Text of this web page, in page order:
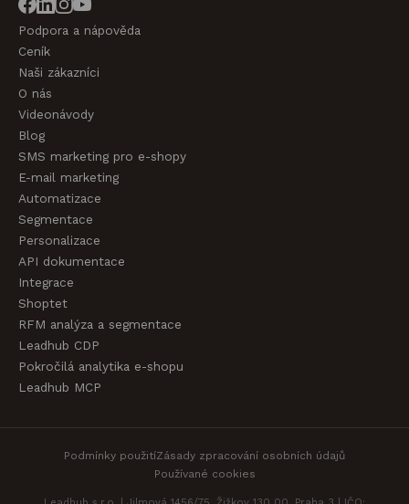
Podpora a nápověda
Ceník
Naši zákazníci
O nás
Videonávody
Blog
SMS marketing pro e-shopy
E-mail marketing
Automatizace
Segmentace
Personalizace
API dokumentace
Integrace
Shoptet
RFM analýza a segmentace
Leadhub CDP
Pokročilá analytika e-shopu
Leadhub MCP
Podmínky použitíZásady zpracování osobních údajů
Používané cookies